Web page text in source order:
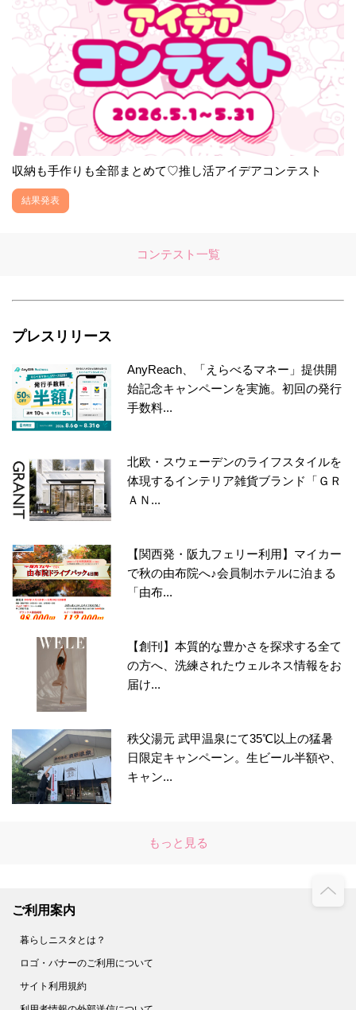
収納も手作りも全部まとめて♡推し活アイデアコンテスト
結果発表
コンテスト一覧
プレスリリース
AnyReach、「えらべるマネー」提供開
始記念キャンペーンを実施。初回の発行
手数料...
北欧・スウェーデンのライフスタイルを
体現するインテリア雑貨ブランド「ＧＲ
ＡＮ...
【関西発・阪九フェリー利用】マイカー
で秋の由布院へ♪会員制ホテルに泊まる
「由布...
【創刊】本質的な豊かさを探求する全て
の方へ、洗練されたウェルネス情報をお
届け...
秩父湯元 武甲温泉にて35℃以上の猛暑
日限定キャンペーン。生ビール半額や、
キャン...
もっと見る
ご利用案内
暮らしニスタとは？
ロゴ・バナーのご利用について
サイト利用規約